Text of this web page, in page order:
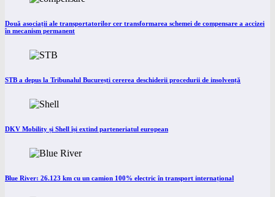
Două asociații ale transportatorilor cer transformarea schemei de compensare a accizei
în mecanism permanent
STB a depus la Tribunalul București cererea deschiderii procedurii de insolvență
DKV Mobility și Shell își extind parteneriatul european
Blue River: 26.123 km cu un camion 100% electric în transport internațional